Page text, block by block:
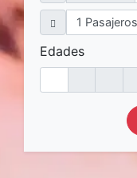
Edades